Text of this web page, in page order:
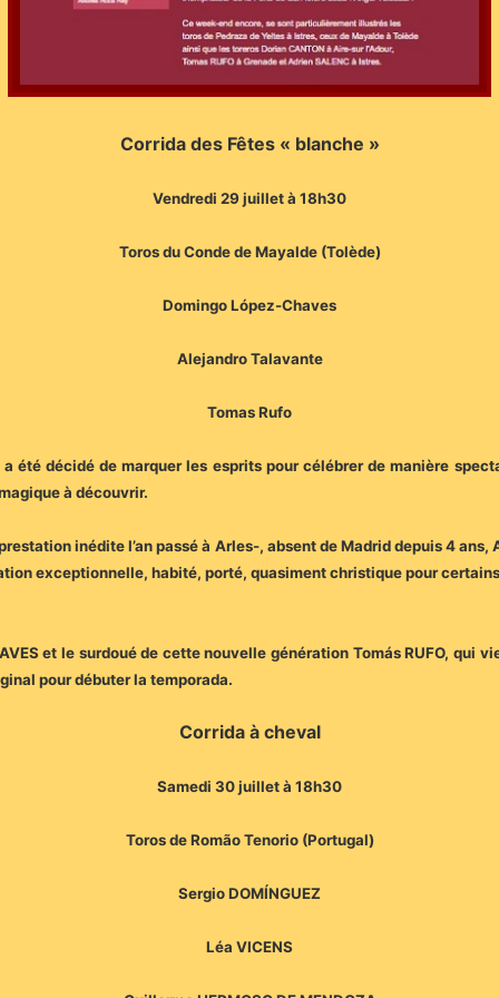
Corrida des Fêtes « blanche »
Vendredi 29 juillet à 18h30
Toros du Conde de Mayalde (Tolède)
Domingo López-Chaves
Alejandro Talavante
Tomas Rufo
été décidé de marquer les esprits pour célébrer de manière
à découvrir.
inédite l’an passé à Arles-, absent de Madrid depuis 4
exceptionnelle, habité, porté, quasiment christique pour
et le surdoué de cette nouvelle génération Tomás RUFO, qui
pour débuter la temporada.
Corrida à cheval
Samedi 30 juillet à 18h30
Toros de Romão Tenorio (Portugal)
Sergio DOMÍNGUEZ
Léa VICENS